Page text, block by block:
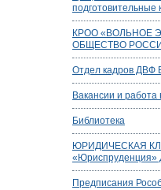
подготовительные
КРОО «ВОЛЬНОЕ
ОБЩЕСТВО
Отдел кадров ДВФ
Вакансии и
Библиотека
ЮРИДИЧЕСКАЯ
Предписания